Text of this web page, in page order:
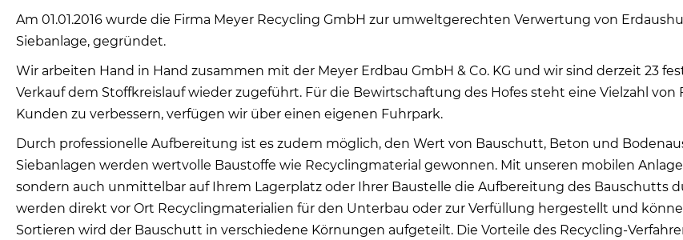
Am 01.01.2016 wurde die Firma Meyer Recycling GmbH zur umweltgerechten Verwertung von
Siebanlage, gegründet.
Wir arbeiten Hand in Hand zusammen mit der Meyer Erdbau GmbH & Co. KG und wir sind derzeit 23
Verkauf dem Stoffkreislauf wieder zugeführt. Für die Bewirtschaftung des Hofes steht eine Vielzahl
Kunden zu verbessern, verfügen wir über einen eigenen Fuhrpark.
Durch professionelle Aufbereitung ist es zudem möglich, den Wert von Bauschutt, Beton und
Siebanlagen werden wertvolle Baustoffe wie Recyclingmaterial gewonnen. Mit unseren mobilen
sondern auch unmittelbar auf Ihrem Lagerplatz oder Ihrer Baustelle die Aufbereitung des Bauschutts
werden direkt vor Ort Recyclingmaterialien für den Unterbau oder zur Verfüllung hergestellt und
Sortieren wird der Bauschutt in verschiedene Körnungen aufgeteilt. Die Vorteile des Recycling-